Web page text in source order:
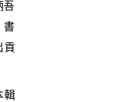
吾
書
貢
輯